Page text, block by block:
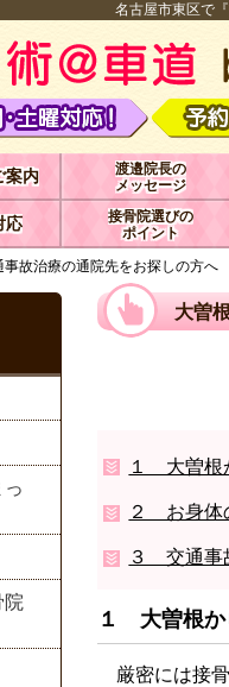
名古屋市東区で
案内
渡邉院長の
メッセージ
応
接骨院選びの
ポイント
故治療の通院先をお探しの方へ
大曽
１ 大曽根
２ お身体
３ 交通事
１ 大曽根か
厳密には接骨
院